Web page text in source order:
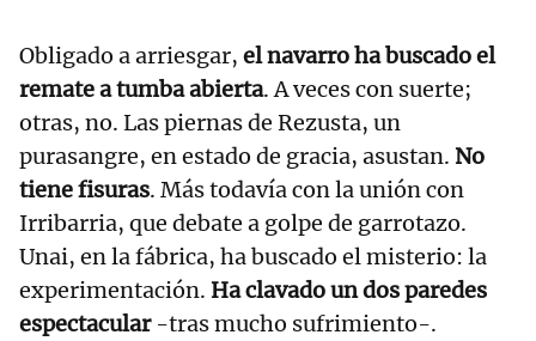
Obligado a arriesgar, el navarro ha buscado el
remate a tumba abierta. A veces con suerte;
otras, no. Las piernas de Rezusta, un
purasangre, en estado de gracia, asustan. No
tiene fisuras. Más todavía con la unión con
Irribarria, que debate a golpe de garrotazo.
Unai, en la fábrica, ha buscado el misterio: la
experimentación. Ha clavado un dos paredes
espectacular-tras mucho sufrimiento-.